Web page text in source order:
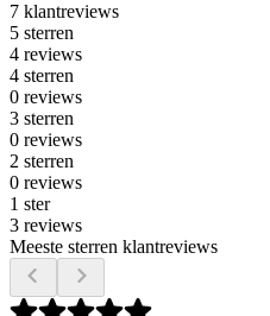
7 klantreviews
5 sterren
4 reviews
4 sterren
0 reviews
3 sterren
0 reviews
2 sterren
0 reviews
1 ster
3 reviews
Meeste sterren klantreviews